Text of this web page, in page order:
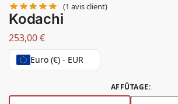
(1 avis client)
Kodachi
253,00€
Euro (€) - EUR
AFFÛTAGE: